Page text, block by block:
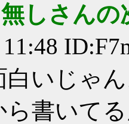
しさんの
白いじゃ
ら書いて